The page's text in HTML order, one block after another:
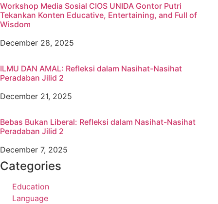
Workshop Media Sosial CIOS UNIDA Gontor Putri
Tekankan Konten Educative, Entertaining, and Full of
Wisdom
December 28, 2025
ILMU DAN AMAL: Refleksi dalam Nasihat-Nasihat
Peradaban Jilid 2
December 21, 2025
Bebas Bukan Liberal: Refleksi dalam Nasihat-Nasihat
Peradaban Jilid 2
December 7, 2025
Categories
Education
Language